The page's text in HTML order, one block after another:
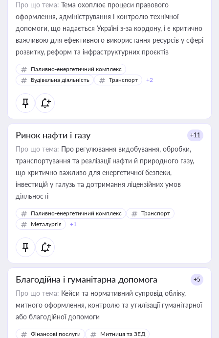
Про що тема: Тема охоплює процеси правового
оформлення, адміністрування і контролю технічної
допомоги, що надається Україні з-за кордону, і є критично
важливою для ефективного використання ресурсів у сфері
розвитку, реформ та інфраструктурних проєктів
Паливно-енергетичний комплекс
Будівельна діяльність
Транспорт +2
Ринок нафти і газу +11
Про що тема: Про регулювання видобування, обробки,
транспортування та реалізації нафти й природного газу,
що критично важливо для енергетичної безпеки,
інвестицій у галузь та дотримання ліцензійних умов
діяльності
Паливно-енергетичний комплекс
Транспорт
Металургія
+1
Благодійна і гуманітарна допомога +5
Про що тема: Кейси та нормативний супровід обліку,
митного оформлення, контролю та утилізації гуманітарної
або благодійної допомоги
Фінансові послуги Митниця та ЗЕД